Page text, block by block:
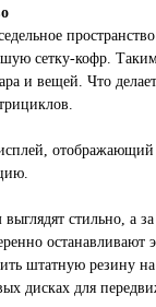
сетку-кофр.
и вещей. Что
отображающий
стильно, а
останавливают
штатную резину
дисках для